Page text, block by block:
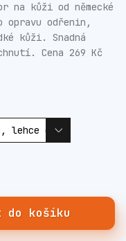
na kůži od německé
odřenin,
kůži. Snadná
Cena 269 Kč
do košíku